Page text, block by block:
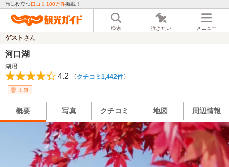
旅に役立つ口コミ100万件掲載！
検索 行きたい メニュー
ゲスト さん
河口湖
湖沼
4.2 （ クチコミ1,442件）
王道
概要 写真 クチコミ 地図 周辺情報